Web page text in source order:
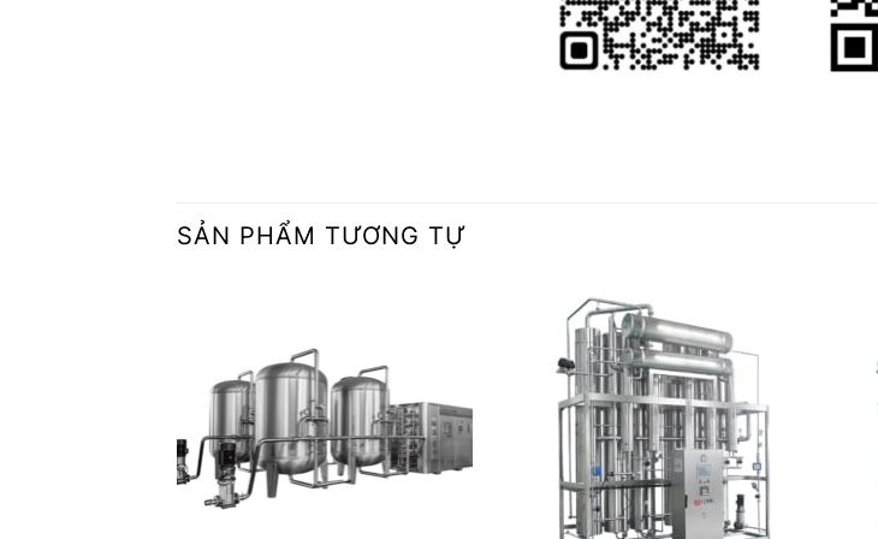
SẢN PHẨM TƯƠNG TỰ
Add to
wishlist
Add to
wishlist